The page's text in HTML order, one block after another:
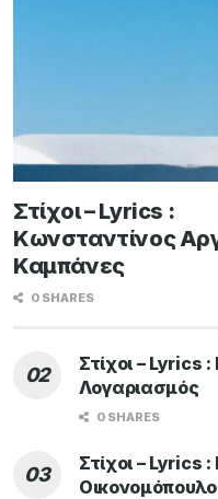
Στίχοι – Lyrics :
Κωνσταντίνος
Καμπάνες
0 SHARES
Στίχοι – Lyrics
Λογαριασμός
0 SHARES
Στίχοι – Lyrics :